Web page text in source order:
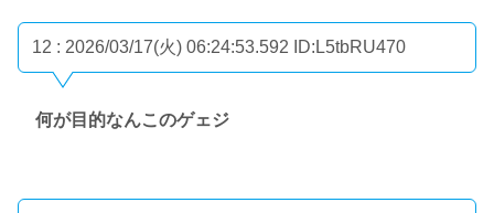
12 : 2026/03/17(火) 06:24:53.592 ID:L5tbRU470
何が目的なんこのゲェジ